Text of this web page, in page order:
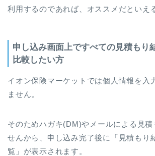
利用するのであれば、オススメだといえ
申し込み画面上ですべての見積もり
比較したい方
イオン保険マーケットでは個人情報を入
ません。
そのためハガキ(DM)やメールによる見積
せんから、申し込み完了後に「見積もり
覧」が表示されます。